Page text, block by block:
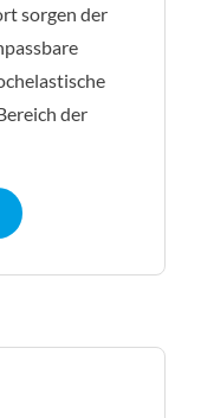
sorgen der
der